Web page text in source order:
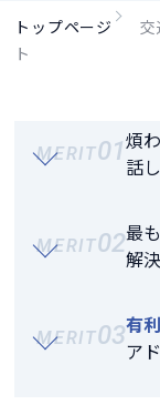
トップページ
交
ト
MERIT01煩
話
MERIT02最
解
MERIT03有
ア